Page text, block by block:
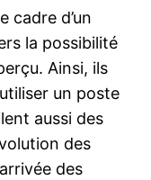
cadre d’un
la possibilité
Ainsi, ils
un poste
aussi des
des
des